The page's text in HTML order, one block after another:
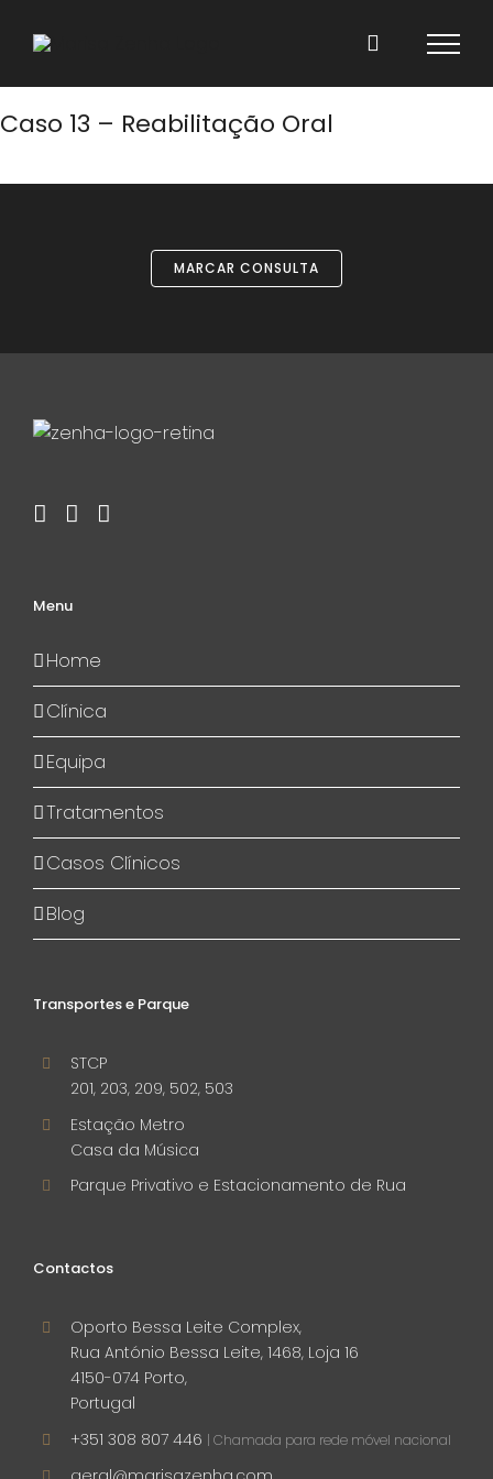
Caso 13 – Reabilitação Oral
MARCAR CONSULTA
Menu
Home
Clínica
Equipa
Tratamentos
Casos Clínicos
Blog
Transportes e Parque
STCP
201, 203, 209, 502, 503
Estação Metro
Casa da Música
Parque Privativo e Estacionamento de Rua
Contactos
Oporto Bessa Leite Complex,
Rua António Bessa Leite, 1468, Loja 16
4150-074 Porto,
Portugal
+351 308 807 446 | Chamada para rede móvel nacional